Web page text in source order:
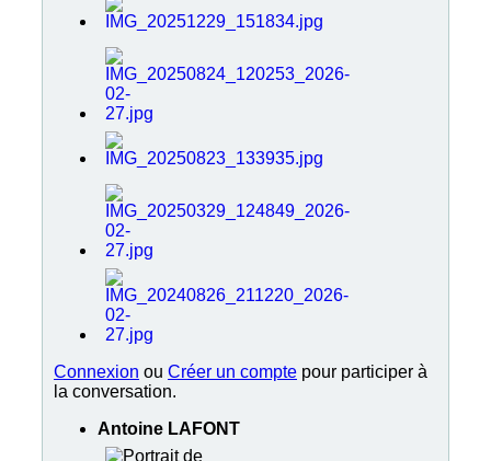
Connexion ou Créer un compte pour participer à
la conversation.
Antoine LAFONT